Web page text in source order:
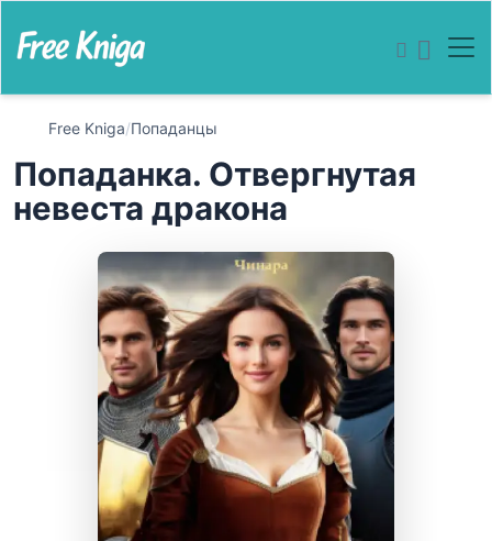
Free Kniga/Попаданцы
Попаданка. Отвергнутая
невеста дракона